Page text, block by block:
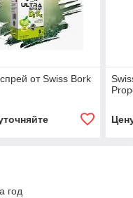
от Swiss Bork
год